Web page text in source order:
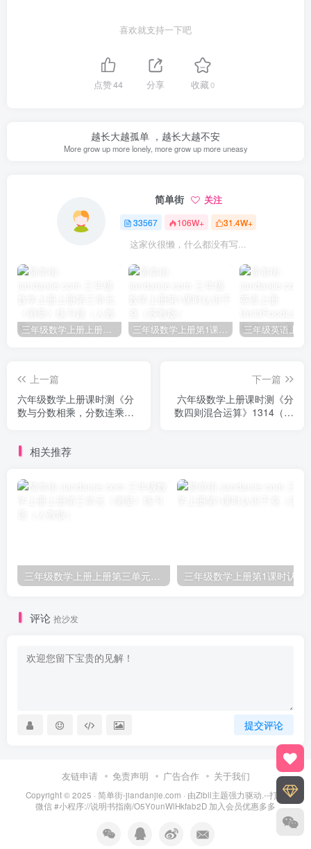
喜欢就支持一下吧
点赞44 分享 收藏0
越长大越孤单 ，越长大越不安
More grow up more lonely, more grow up more uneasy
简单街 关注
33567 106W+ 31.4W+
这家伙很懒，什么都没有写...
上一篇
六年级数学上册课时测《分
数与分数相乘，分数连乘》
下一篇
六年级数学上册课时测《分
数四则混合运算》1314（苏
相关推荐
评论 抢沙发
提交评论
友链申请 免责声明 广告合作 关于我们
Copyright © 2025 · 简单街-jiandanjie.com · 由Zibll主题强力驱动.--打开
微信 #小程序://说明书指南/O5Y0unWlHkfab2D 加入会员优惠多多